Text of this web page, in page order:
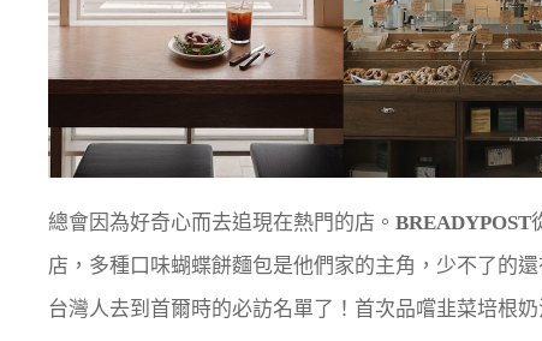
總會因為好奇心而去追現在熱門的店。 BREADYPOST
店，多種口味蝴蝶餅麵包是他們家的主角，少不了的
台灣人去到首爾時的必訪名單了！首次品嚐韭菜培根